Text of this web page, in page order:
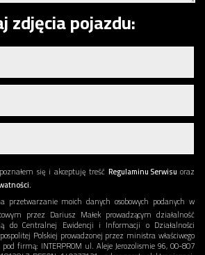
zdjęcia pojazdu:
się i akceptuję treść Regulaminu Serwisu oraz
przetwarzanie moich danych osobowych podanych w
przez Dariusz Małek prowadzącym działalność
do Centralnej Ewidencji i Informacji o Działalności
Polskiej prowadzonej przez ministra właściwego
pod firmą: INTERPROM ul. Aleje Jerozolismie 96, 00-807